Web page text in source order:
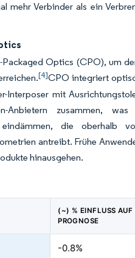
mehr Verbinder als ein
Optics (CPO), um
[4]CPO integriert
Interposer mit
Anbietern zusammen,
eindämmen, die
antreibt. Frühe
hinausgehen.
(~) % EINFLUSS AUF
PROGNOSE
-0.8%